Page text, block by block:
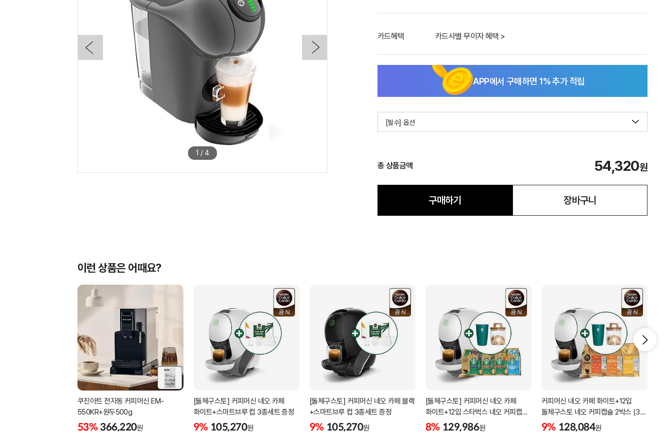
1 / 4
카드혜택 카드사별 무이자 혜택 >
APP에서 구매하면 1% 추가 적립
[필수] 옵션
총 상품금액 54,320원
구매하기 장바구니
이런 상품은 어때요?
쿠진아트 전자동 커피머신 EM-
550KR+원두500g
53% 366,220원
[돌체구스토] 커피머신 네오 카페
화이트+스마트브루 컵 3종세트 증정
9% 105,270원
[돌체구스토] 커피머신 네오 카페 블랙
+스마트브루 컵 3종세트 증정
9% 105,270원
[돌체구스토] 커피머신 네오 카페
화이트+12입 스타벅스 네오 커피캡슐
2박스 (4종 택1)
8% 129,986원
커피머신 네오 카페 화이트+12입
돌체구스토 네오 커피캡슐 2박스 (3종
택1)+증정 (텀블러+디스펜서)
9% 128,084원